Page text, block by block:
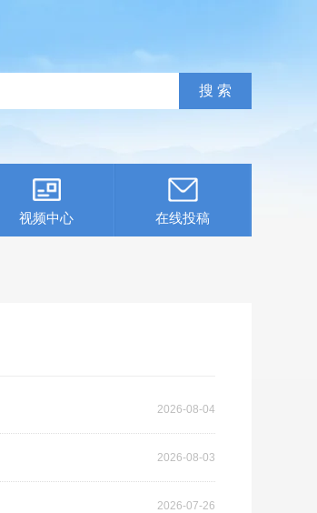
视频中心 在线投稿
2026-08-04
2026-08-03
2026-07-26